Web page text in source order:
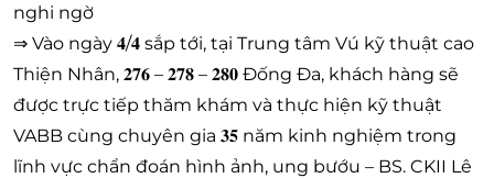
nghi ngờ
⇒ Vào ngày 𝟒/𝟒 sắp tới, tại Trung tâm Vú kỹ thuật cao
Thiện Nhân, 𝟐𝟕𝟔 – 𝟐𝟕𝟖 – 𝟐𝟖𝟎 Đống Đa, khách hàng sẽ
được trực tiếp thăm khám và thực hiện kỹ thuật
VABB cùng chuyên gia 𝟑𝟓 năm kinh nghiệm trong
lĩnh vực chẩn đoán hình ảnh, ung bướu – BS. CKII Lê